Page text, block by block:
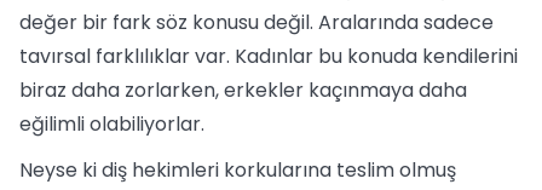
değer bir fark söz konusu değil. Aralarında sadece
tavırsal farklılıklar var. Kadınlar bu konuda kendilerini
biraz daha zorlarken, erkekler kaçınmaya daha
eğilimli olabiliyorlar.
Neyse ki diş hekimleri korkularına teslim olmuş